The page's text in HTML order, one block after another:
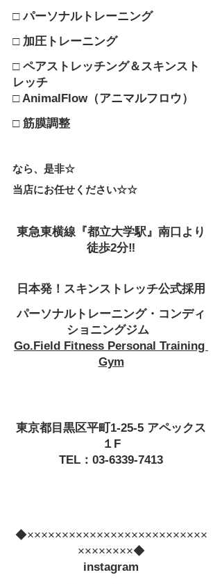
□ パーソナルトレーニング
□ 加圧トレーニング
□ ペアストレッチング＆スキンスト
レッチ
□ AnimalFlow（アニマルフロウ）
□ 筋膜調整
なら、是非☆
当店にお任せください☆☆
東急東横線『都立大学駅』南口より
徒歩2分‼
日本発！スキンストレッチ公式採用
パーソナルトレーニング・コンディ
ショニングジム
Go.Field Fitness Personal Training
Gym
東京都目黒区平町1-25-5 アペックス
１F
TEL：03-6339-7413
◆××××××××××××××××××××××××××
××××××××◆
instagram